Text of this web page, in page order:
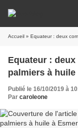
Accueil » Equateur : deux
Equateur :
palmiers à huile
Publié le 16/10/2019 à
Par caroleone